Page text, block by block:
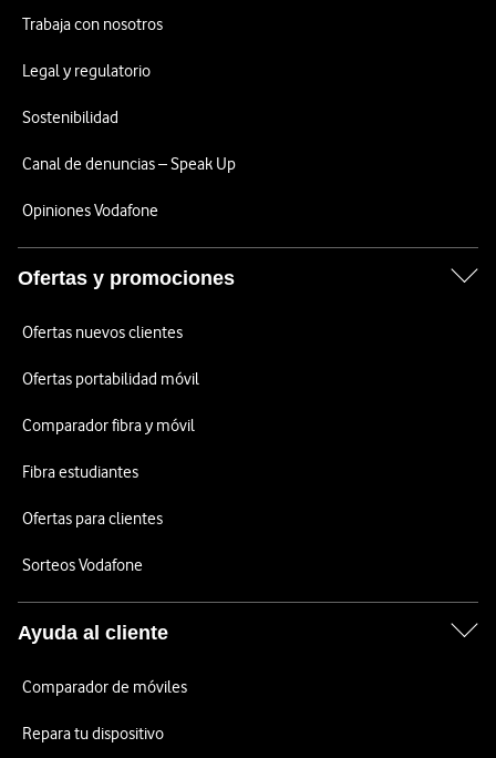
Trabaja con nosotros
Legal y regulatorio
Sostenibilidad
Canal de denuncias – Speak Up
Opiniones Vodafone
Ofertas y promociones
Ofertas nuevos clientes
Ofertas portabilidad móvil
Comparador fibra y móvil
Fibra estudiantes
Ofertas para clientes
Sorteos Vodafone
Ayuda al cliente
Comparador de móviles
Repara tu dispositivo